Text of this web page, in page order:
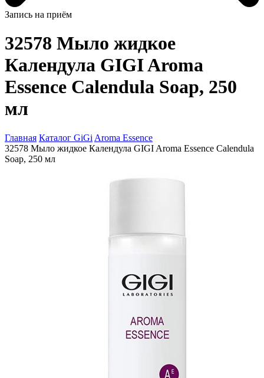
Запись на приём
32578 Mыло жидкое
Календула GIGI Aroma
Essence Calendula Soap, 250
мл
Главная Каталог GiGi Aroma Essence
32578 Mыло жидкое Календула GIGI Aroma Essence Calendula
Soap, 250 мл